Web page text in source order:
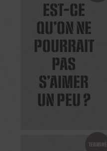
EST-CE
QU’ON NE
POURRAIT
PAS
S’AIMER
UN PEU ?
TERMINÉ